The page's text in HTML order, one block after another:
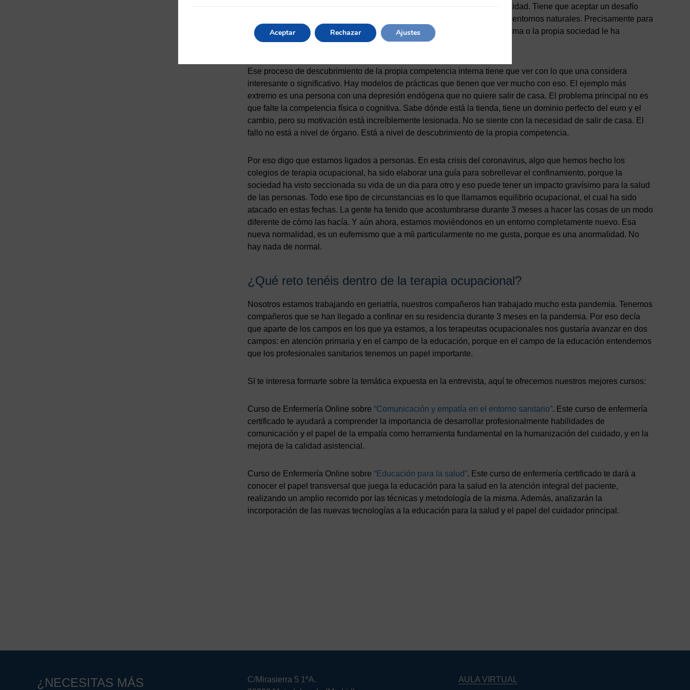
acompañamiento para que la persona descubra su propio nivel de capacidad. Tiene que aceptar un desafío
que le permita crecer en esa competencia y ese acompañamiento de los entornos naturales. Precisamente para
que venza esas barreras, quizás no físicas pero sí mentales, que ella misma o la propia sociedad le ha
impuesto.
Ese proceso de descubrimiento de la propia competencia interna tiene que ver con lo que una considera
interesante o significativo. Hay modelos de prácticas que tienen que ver mucho con eso. El ejemplo más
extremo es una persona con una depresión endógena que no quiere salir de casa. El problema principal no es
que falte la competencia física o cognitiva. Sabe dónde está la tienda, tiene un dominio perfecto del euro y el
cambio, pero su motivación está increíblemente lesionada. No se siente con la necesidad de salir de casa. El
fallo no está a nivel de órgano. Está a nivel de descubrimiento de la propia competencia.
Por eso digo que estamos ligados a personas. En esta crisis del coronavirus, algo que hemos hecho los
colegios de terapia ocupacional, ha sido elaborar una guía para sobrellevar el confinamiento, porque la
sociedad ha visto seccionada su vida de un dia para otro y eso puede tener un impacto gravísimo para la salud
de las personas. Todo ese tipo de circunstancias es lo que llamamos equilibrio ocupacional, el cual ha sido
atacado en estas fechas. La gente ha tenido que acostumbrarse durante 3 meses a hacer las cosas de un modo
diferente de cómo las hacía. Y aún ahora, estamos moviéndonos en un entorno completamente nuevo. Esa
nueva normalidad, es un eufemismo que a míi particularmente no me gusta, porque es una anormalidad. No
hay nada de normal.
¿Qué reto tenéis dentro de la terapia ocupacional?
Nosotros estamos trabajando en geriatría, nuestros compañeros han trabajado mucho esta pandemia. Tenemos
compañeros que se han llegado a confinar en su residencia durante 3 meses en la pandemia. Por eso decía
que aparte de los campos en los que ya estamos, a los terapeutas ocupacionales nos gustaría avanzar en dos
campos: en atención primaria y en el campo de la educación, porque en el campo de la educación entendemos
que los profesionales sanitarios tenemos un papel importante.
SI te interesa formarte sobre la temática expuesta en la entrevista, aquí te ofrecemos nuestros mejores cursos:
Curso de Enfermería Online sobre “Comunicación y empatía en el entorno sanitario”. Este curso de enfermería
certificado te ayudará a comprender la importancia de desarrollar profesionalmente habilidades de
comunicación y el papel de la empatía como herramienta fundamental en la humanización del cuidado, y en la
mejora de la calidad asistencial.
Curso de Enfermería Online sobre “Educación para la salud”. Este curso de enfermería certificado te dará a
conocer el papel transversal que juega la educación para la salud en la atención integral del paciente,
realizando un amplio recorrido por las técnicas y metodología de la misma. Además, analizarán la
incorporación de las nuevas tecnologías a la educación para la salud y el papel del cuidador principal.
¿NECESITAS MÁS
C/Mirasierra 5 1ºA.
AULA VIRTUAL
Aceptar Rechazar Ajustes